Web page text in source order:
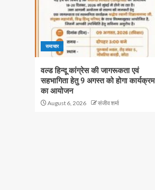
समाचार
वल्ड हिन्दू कांग्रेस की जागरूकता एवं
सहभागिता हेतु 9 अगस्त को होगा कार्यक्रम
का आयोजन
August 6, 2026 संजीव शर्मा